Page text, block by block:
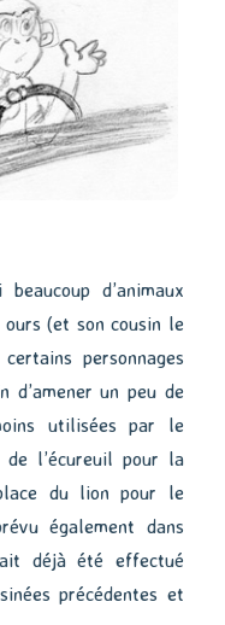
d’animaux
(et son cousin le
personnages
un peu de
utilisées par le
l’écureuil pour la
du lion pour le
également dans
déjà été effectué
précédentes et